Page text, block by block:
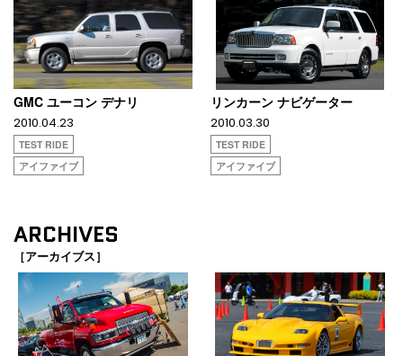
GMC ユーコン デナリ
2010.04.23
TEST RIDE
アイファイブ
リンカーン ナビゲーター
2010.03.30
TEST RIDE
アイファイブ
ARCHIVES
［アーカイブス］